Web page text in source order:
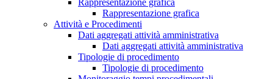
Rappresentazione grafica
Attività e Procedimenti
Dati aggregati attività amministrativa
Dati aggregati attività amministrativa
Tipologie di procedimento
Tipologie di procedimento